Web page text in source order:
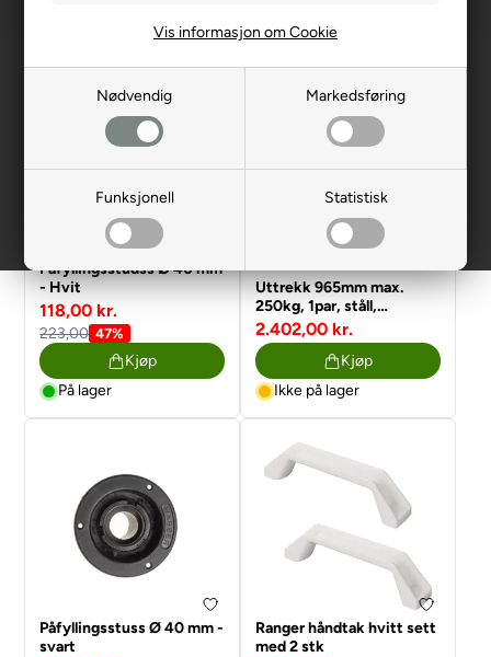
Nødvendig Markedsføring
Funksjonell Statistisk
Vis informasjon om Cookie
Påfyllingsstudss Ø 40 mm
- Hvit
118,00 kr.
223,00 47%
Kjøp
På lager
Uttrekk 965mm max.
250kg, 1par, ståll,
forzinket
2.402,00 kr.
Kjøp
Ikke på lager
Påfyllingsstuss Ø 40 mm -
svart
Ranger håndtak hvitt sett
med 2 stk